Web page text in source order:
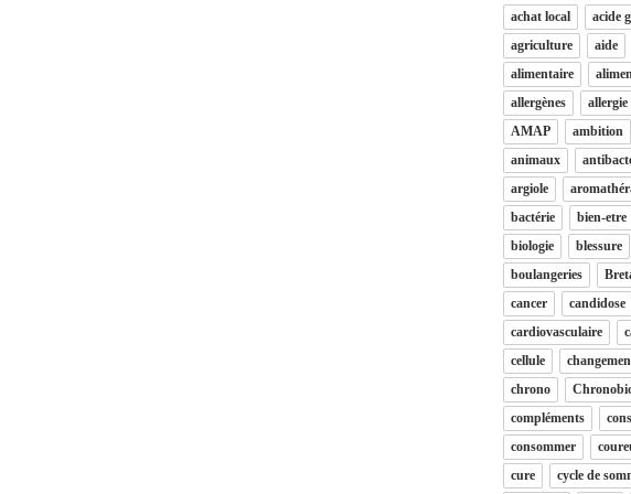
achat local acide
agriculture
aide
alimentaire
allergènes
allergie
AMAP
ambition
animaux
argiole
bactérie
bien-etre
biologie
blessure
boulangeries
cancer
candidose
cardiovasculaire
cellule
chrono
compléments
consommer
cure
cycle de